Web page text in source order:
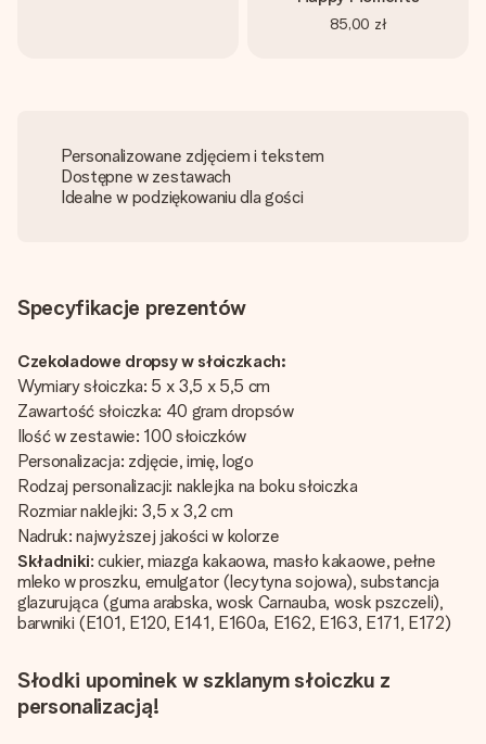
85,00 zł
Personalizowane zdjęciem i tekstem
Dostępne w zestawach
Idealne w podziękowaniu dla gości
Specyfikacje prezentów
Czekoladowe dropsy w słoiczkach:
Wymiary słoiczka: 5 x 3,5 x 5,5 cm
Zawartość słoiczka: 40 gram dropsów
Ilość w zestawie: 100 słoiczków
Personalizacja: zdjęcie, imię, logo
Rodzaj personalizacji: naklejka na boku słoiczka
Rozmiar naklejki: 3,5 x 3,2 cm
Nadruk: najwyższej jakości w kolorze
Składniki: cukier, miazga kakaowa, masło kakaowe, pełne
mleko w proszku, emulgator (lecytyna sojowa), substancja
glazurująca (guma arabska, wosk Carnauba, wosk pszczeli),
barwniki (E101, E120, E141, E160a, E162, E163, E171, E172)
Słodki upominek w szklanym słoiczku z
personalizacją!